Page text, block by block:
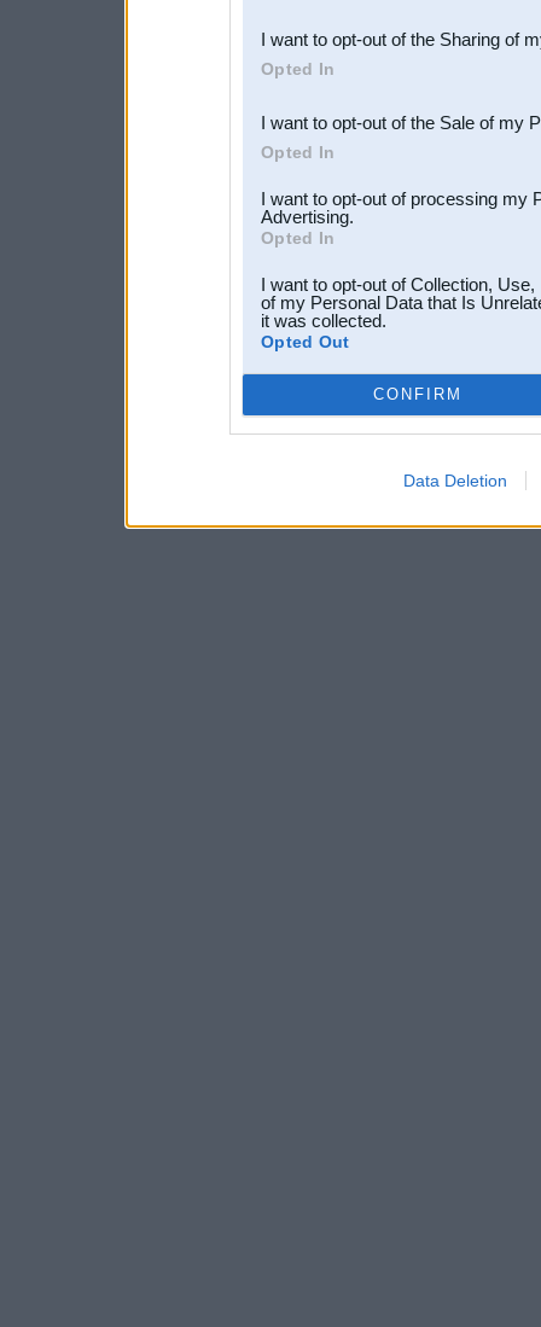
Downstream Participants
third parties.
I want to opt-out of the Sharing of
Opted In
I want to opt-out of the Sale of my
Opted In
I want to opt-out of processing my
Advertising.
Opted In
I want to opt-out of Collection,
of my Personal Data that Is
it was collected.
Opted Out
CONFIRM
Data Deletion